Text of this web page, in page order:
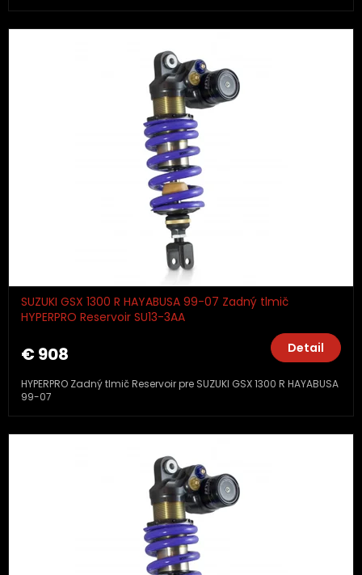
SUZUKI GSX 1300 R HAYABUSA 99-07 Zadný tlmič
HYPERPRO Reservoir SU13-3AA
€ 908 Detail
HYPERPRO Zadný tlmič Reservoir pre SUZUKI GSX 1300 R HAYABUSA
99-07